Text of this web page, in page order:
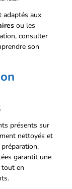
adaptés aux
ou les
consulter
son
présents sur
nettoyés et
garantit une
tout en